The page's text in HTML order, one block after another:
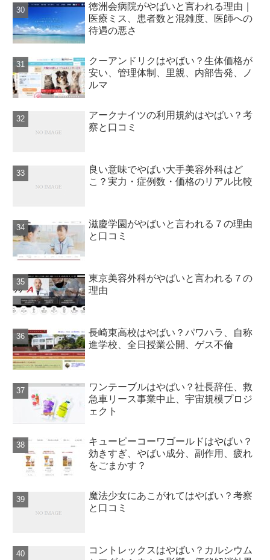
徳洲会病院がやばいと言われる理由｜
医療ミス、患者数と混雑度、医師への
待遇の悪さ
クーアンドリクはやばい？生体価格が
安い、管理体制、里親、内部告発、ノ
ルマ
アークナイツの利用規約はやばい？考
察と口コミ
良い意味でやばい大手美容外科はど
こ？実力・症例数・価格のリアル比較
滋慶学園がやばいと言われる７の理由
と口コミ
東京美容外科がやばいと言われる７の
理由
長崎東高校はやばい？パワハラ、自称
進学校、全日授業公開、ゲス不倫
ワンテーブルはやばい？社長辞任、救
急車リース事業中止、宇宙規模プロジ
ェクト
キューピーコーワゴールドはやばい？
効きすぎ、やばい成分、副作用、疲れ
をごまかす？
魔法少女にあこがれてはやばい？考察
と口コミ
コントレックスはやばい？カルシウム